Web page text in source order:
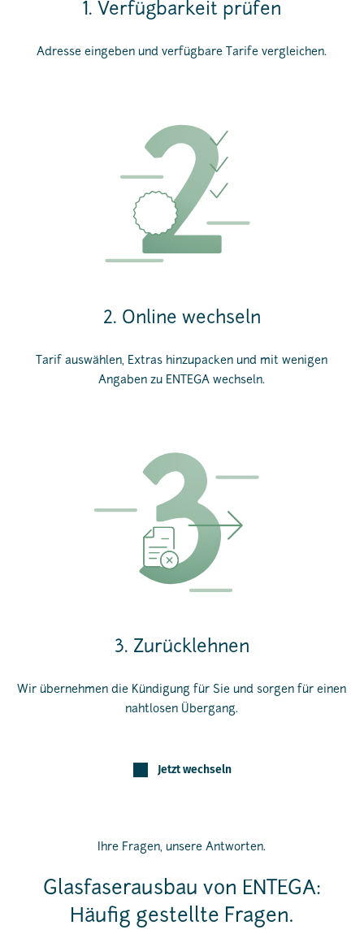
1. Verfügbarkeit prüfen
Adresse eingeben und verfügbare Tarife vergleichen.
2. Online wechseln
Tarif auswählen, Extras hinzupacken und mit wenigen
Angaben zu ENTEGA wechseln.
3. Zurücklehnen
Wir übernehmen die Kündigung für Sie und sorgen für einen
nahtlosen Übergang.
Jetzt wechseln
Ihre Fragen, unsere Antworten.
Glasfaserausbau von ENTEGA:
Häufig gestellte Fragen.